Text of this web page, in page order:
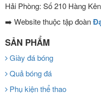
Hải Phòng: Số 210 Hàng
➡️ Website thuộc tập đoàn
SẢN PHẨM
Giày đá bóng
Quả bóng đá
Phụ kiện thể thao